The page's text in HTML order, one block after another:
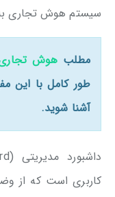
سیستم هوش تجاری
مطلبهوش
طور کامل با این
آشنا شوید.
کاربری است که از